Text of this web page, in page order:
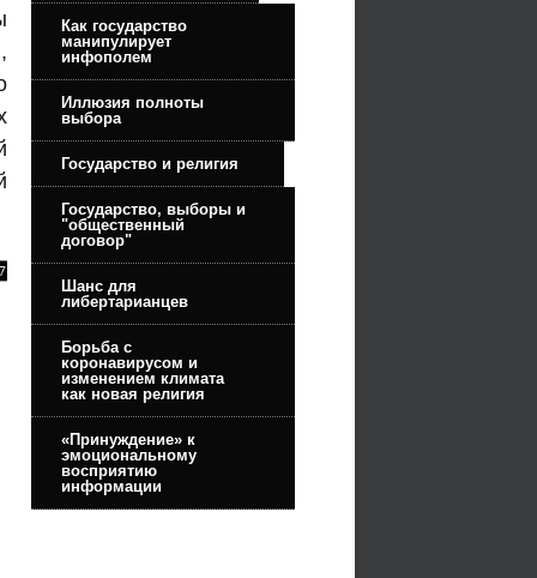
Как государство
манипулирует
инфополем
Иллюзия полноты
выбора
Государство и религия
Государство, выборы и
"общественный
договор"
Шанс для
либертарианцев
Борьба с
коронавирусом и
изменением климата
как новая религия
«Принуждение» к
эмоциональному
восприятию
информации